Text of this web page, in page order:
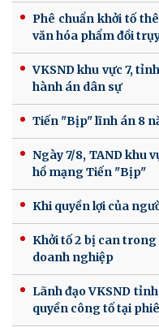
Phê chuẩn khởi tố
văn hóa phẩm đồi
VKSND khu vực 7,
hành án dân sự
Tiến "Bịp" lĩnh án 8
Ngày 7/8, TAND khu
hồ mạng Tiến "Bịp"
Khi quyền lợi của
Khởi tố 2 bị can
doanh nghiệp
Lãnh đạo VKSND
quyền công tố tại